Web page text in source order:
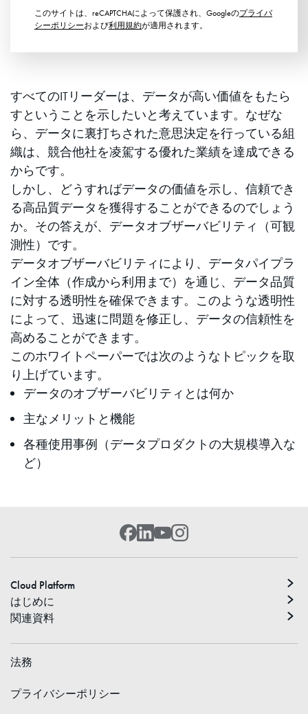
このサイトは、reCAPTCHAによって保護され、Googleのプライバ
シーポリシーおよび利用規約が適用されます。
すべてのITリーダーは、データが高い価値をもたら
すということを示したいと考えています。なぜな
ら、データに裏打ちされた意思決定を行っている組
織は、競合他社を凌駕する優れた業績を達成できる
からです。
しかし、どうすればデータの価値を示し、信頼でき
る高品質データを獲得することができるのでしょう
か。その答えが、データオブザーバビリティ（可観
測性）です。
データオブザーバビリティにより、データパイプラ
イン全体（作成から利用まで）を通じ、データ品質
に対する透明性を確保できます。このような透明性
によって、迅速に問題を修正し、データの信頼性を
高めることができます。
このホワイトペーパーでは次のようなトピックを取
り上げています。
データのオブザーバビリティとは何か
主なメリットと機能
各種使用事例（データプロダクトの大規模導入な
ど）
Cloud Platform
はじめに
関連資料
法務
プライバシーポリシー